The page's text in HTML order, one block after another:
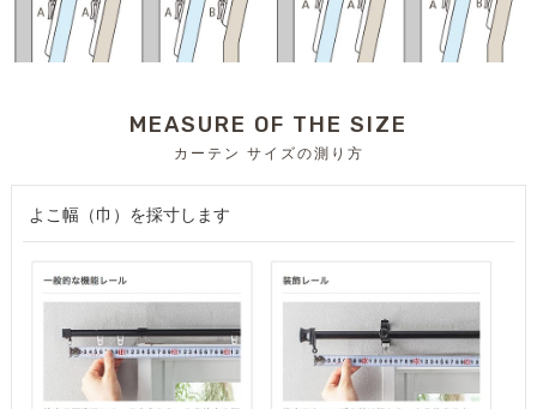
MEASURE OF THE SIZE
カーテン サイズの測り方
よこ幅（巾）を採寸します